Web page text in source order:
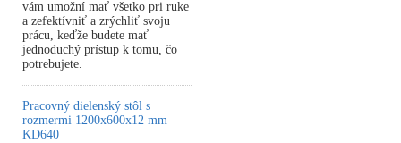
vám umožní mať všetko pri ruke
a zefektívniť a zrýchliť svoju
prácu, keďže budete mať
jednoduchý prístup k tomu, čo
potrebujete.
Pracovný dielenský stôl s
rozmermi 1200x600x12 mm
KD640